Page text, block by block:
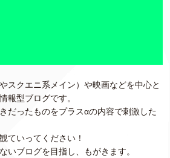
スクエニ系メイン）や映画などを中心と
報型ブログです。
だったものをプラスαの内容で刺激した
ていってください！
いブログを目指し、もがきます。